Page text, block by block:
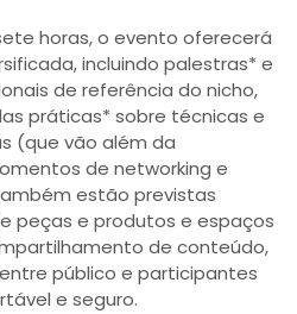
horas, o evento oferecerá
incluindo palestras* e
de referência do nicho,
práticas* sobre técnicas e
(que vão além da
de networking e
estão previstas
peças e produtos e espaços
de conteúdo,
público e participantes
e seguro.